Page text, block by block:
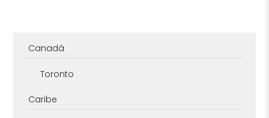
Canadá
Toronto
Caribe